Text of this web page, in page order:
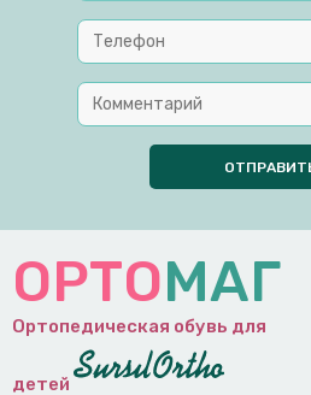
ОРТОМАГ
Ортопедическая обувь для
детей